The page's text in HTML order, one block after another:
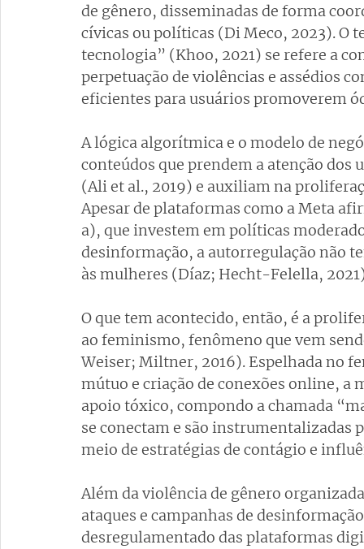
de gênero, disseminadas de forma
cívicas ou políticas (Di Meco, 2023). O
tecnologia” (Khoo, 2021) se refere a
perpetuação de violências e assédios
eficientes para usuários promoverem
A lógica algorítmica e o modelo de
conteúdos que prendem a atenção
(Ali et al., 2019) e auxiliam na
Apesar de plataformas como a Meta
a), que investem em políticas
desinformação, a autorregulação não
às mulheres (Díaz; Hecht-Felella,
O que tem acontecido, então, é a
ao feminismo, fenômeno que vem
Weiser; Miltner, 2016). Espelhada no
mútuo e criação de conexões online, a
apoio tóxico, compondo a chamada
se conectam e são instrumentalizadas
meio de estratégias de contágio e
Além da violência de gênero
ataques e campanhas de
desregulamentado das plataformas